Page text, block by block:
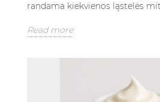
randama kiekvienos ląstelės
Read more